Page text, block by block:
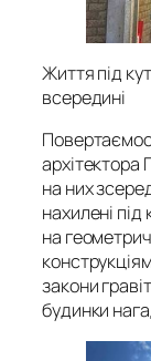
Життя під
всередині
архітектора
на них
нахилені
на
закони
будинки